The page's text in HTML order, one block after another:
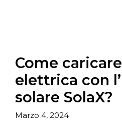
Come
elettrica con
solare SolaX?
Marzo 4, 2024